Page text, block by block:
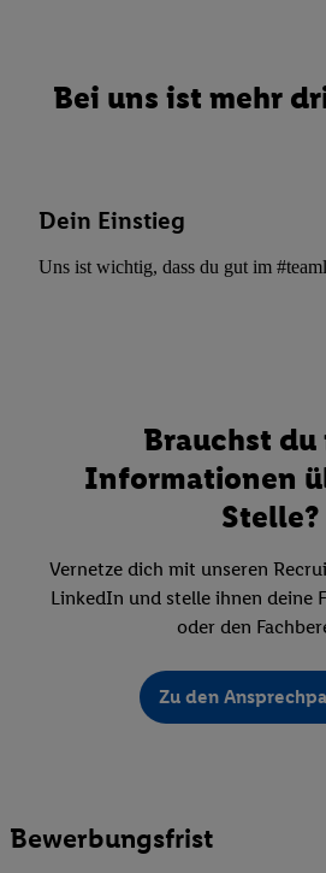
Bei uns ist mehr
Dein Einstieg
Uns ist wichtig, dass du gut im
Brauchst du
Informationen
Stelle?
Vernetze dich mit unseren
LinkedIn und stelle ihnen deine
oder den
Zu den
Bewerbungsfrist